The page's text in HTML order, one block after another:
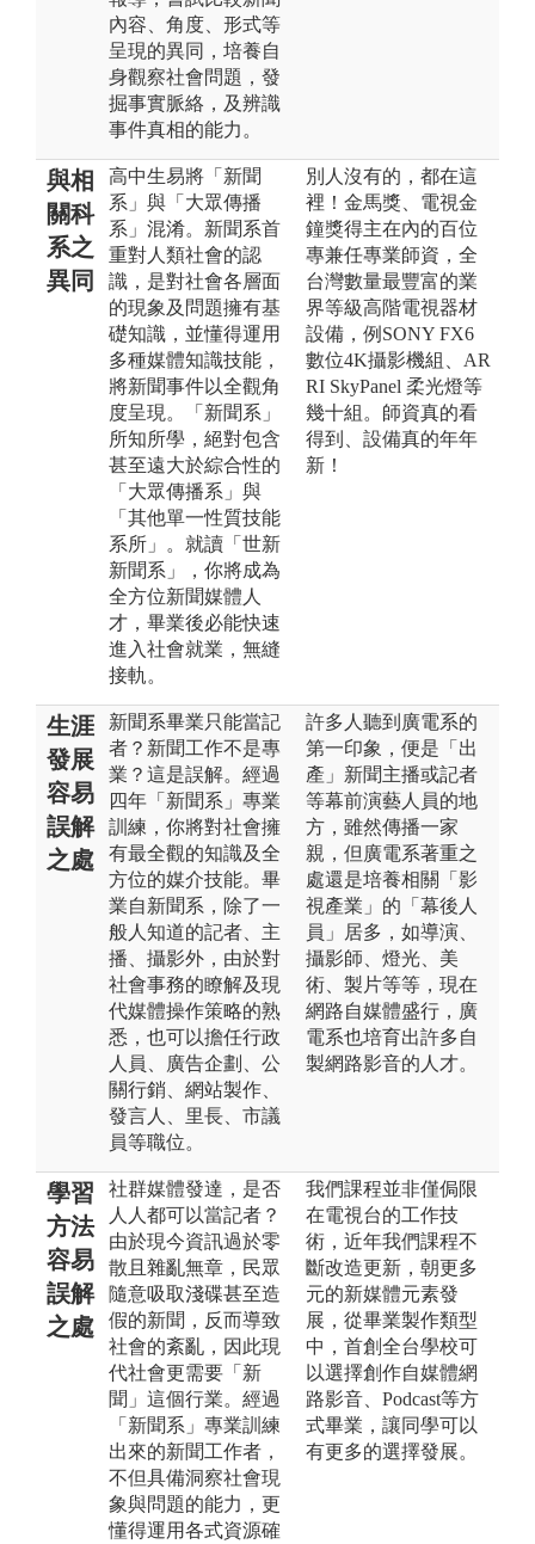
內容、角度、形式等
呈現的異同，培養自
身觀察社會問題，發
掘事實脈絡，及辨識
事件真相的能力。
與相
關科
系之
異同
高中生易將「新聞
系」與「大眾傳播
系」混淆。新聞系首
重對人類社會的認
識，是對社會各層面
的現象及問題擁有基
礎知識，並懂得運用
多種媒體知識技能，
將新聞事件以全觀角
度呈現。「新聞系」
所知所學，絕對包含
甚至遠大於綜合性的
「大眾傳播系」與
「其他單一性質技能
系所」。就讀「世新
新聞系」，你將成為
全方位新聞媒體人
才，畢業後必能快速
進入社會就業，無縫
接軌。
別人沒有的，都在這
裡！金馬獎、電視金
鐘獎得主在內的百位
專兼任專業師資，全
台灣數量最豐富的業
界等級高階電視器材
設備，例SONY FX6
數位4K攝影機組、AR
RI SkyPanel 柔光燈等
幾十組。師資真的看
得到、設備真的年年
新！
生涯
發展
容易
誤解
之處
新聞系畢業只能當記
者？新聞工作不是專
業？這是誤解。經過
四年「新聞系」專業
訓練，你將對社會擁
有最全觀的知識及全
方位的媒介技能。畢
業自新聞系，除了一
般人知道的記者、主
播、攝影外，由於對
社會事務的瞭解及現
代媒體操作策略的熟
悉，也可以擔任行政
人員、廣告企劃、公
關行銷、網站製作、
發言人、里長、市議
員等職位。
許多人聽到廣電系的
第一印象，便是「出
產」新聞主播或記者
等幕前演藝人員的地
方，雖然傳播一家
親，但廣電系著重之
處還是培養相關「影
視產業」的「幕後人
員」居多，如導演、
攝影師、燈光、美
術、製片等等，現在
網路自媒體盛行，廣
電系也培育出許多自
製網路影音的人才。
學習
方法
容易
誤解
之處
社群媒體發達，是否
人人都可以當記者？
由於現今資訊過於零
散且雜亂無章，民眾
隨意吸取淺碟甚至造
假的新聞，反而導致
社會的紊亂，因此現
代社會更需要「新
聞」這個行業。經過
「新聞系」專業訓練
出來的新聞工作者，
不但具備洞察社會現
象與問題的能力，更
懂得運用各式資源確
我們課程並非僅侷限
在電視台的工作技
術，近年我們課程不
斷改造更新，朝更多
元的新媒體元素發
展，從畢業製作類型
中，首創全台學校可
以選擇創作自媒體網
路影音、Podcast等方
式畢業，讓同學可以
有更多的選擇發展。